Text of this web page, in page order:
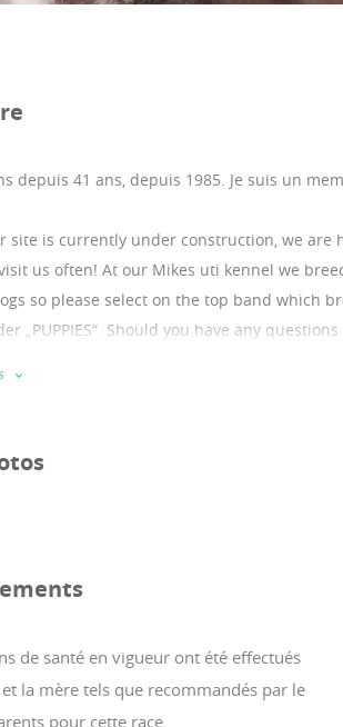
depuis 41 ans, depuis 1985. Je suis un
site is currently under construction, we
us often! At our Mikes uti kennel we
so please select on the top band which
„PUPPIES“. Should you have any
de santé en vigueur ont été effectués
la mère tels que recommandés par le
pour cette race.